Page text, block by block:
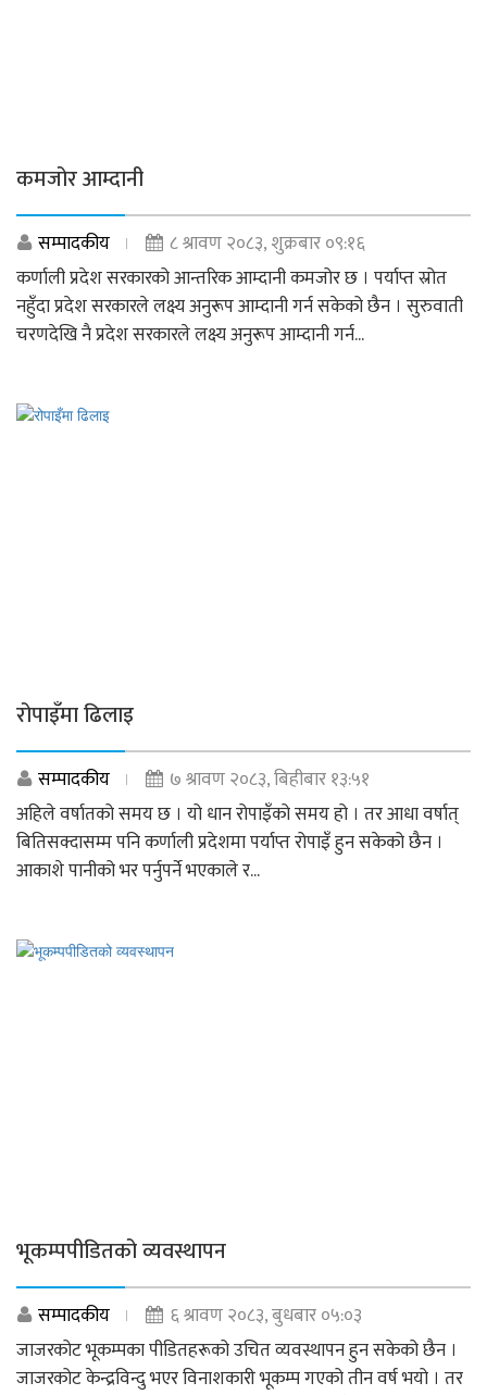
कमजोर आम्दानी
सम्पादकीय
८ श्रावण २०८३, शुक्रबार ०९:१६
कर्णाली प्रदेश सरकारको आन्तरिक आम्दानी कमजोर छ । पर्याप्त स्रोत
नहुँदा प्रदेश सरकारले लक्ष्य अनुरूप आम्दानी गर्न सकेको छैन । सुरुवाती
चरणदेखि नै प्रदेश सरकारले लक्ष्य अनुरूप आम्दानी गर्न...
रोपाइँमा ढिलाइ
सम्पादकीय
७ श्रावण २०८३, बिहीबार १३:५१
अहिले वर्षातको समय छ । यो धान रोपाइँको समय हो । तर आधा वर्षात्
बितिसक्दासम्म पनि कर्णाली प्रदेशमा पर्याप्त रोपाइँ हुन सकेको छैन ।
आकाशे पानीको भर पर्नुपर्ने भएकाले र...
भूकम्पपीडितको व्यवस्थापन
सम्पादकीय
६ श्रावण २०८३, बुधबार ०५:०३
जाजरकोट भूकम्पका पीडितहरूको उचित व्यवस्थापन हुन सकेको छैन ।
जाजरकोट केन्द्रविन्दु भएर विनाशकारी भूकम्प गएको तीन वर्ष भयो । तर